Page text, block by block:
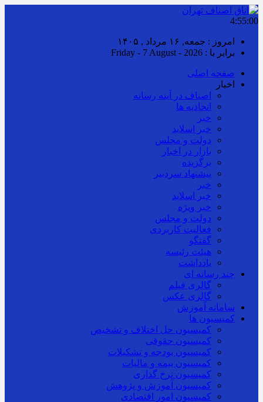
4:55:00
امروز : جمعه, ۱۶ مرداد , ۱۴۰۵
برابر با : Friday - 7 August - 2026
صفحه اصلی
اخبار
اصناف در آینه رسانه
اتحادیه ها
خبر
خبر اسلايد
دولت و مجلس
بازار در اخبار
برگزیده
پیشنهاد سردبیر
خبر
خبر اسلايد
خبر ویژه
دولت و مجلس
فعالیت کاربردی
گفتگو
هیئت رئیسه
یادداشت
چند رسانه ای
گالری فیلم
گالری عکس
سامانه آموزش
کمیسیون ها
کمیسیون حل اختلاف و تشخیص
کمیسیون حقوقی
کمیسیون بودجه و تشکیلات
کمیسیون بیمه و مالیات
کمیسیون نرخ گذاری
کمیسیون آموزش و پژوهش
کمیسیون امور اقتصادی